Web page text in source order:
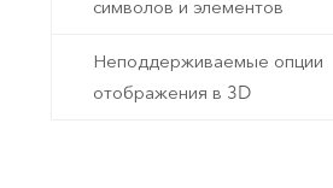
символов и элементов
Неподдерживаемые опции
отображения в 3D